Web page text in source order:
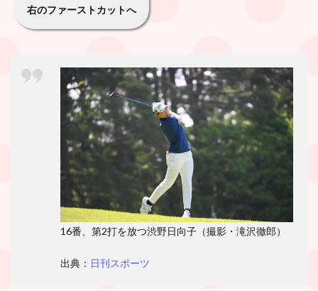
右のファーストカットへ
16番、第2打を放つ渋野日向子（撮影・滝沢徹郎）
出典： 日刊スポーツ